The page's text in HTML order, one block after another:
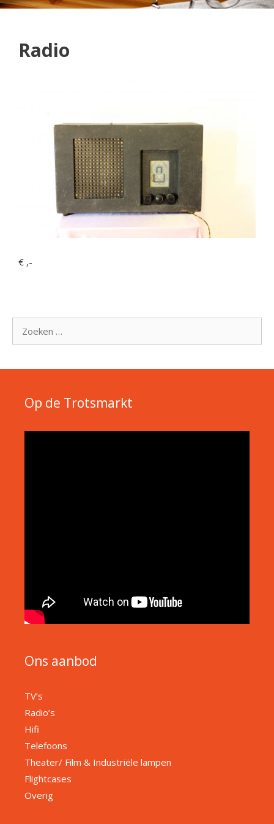
Radio
€ ,-
naar:
Op de Trotsmarkt
Ons aanbod
TV’s
Radio’s
Hifi
Telefoons
Theater/ Film & Industriële lampen
Flightcases
Overig